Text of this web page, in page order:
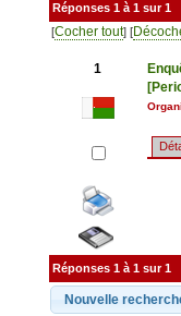
Réponses 1 à 1 sur 1
[Cocher tout] [
1
Réponses 1 à 1 sur 1